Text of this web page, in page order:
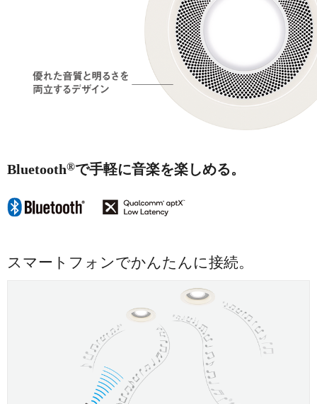
Bluetooth®で手軽に音楽を楽しめる。
スマートフォンでかんたんに接続。